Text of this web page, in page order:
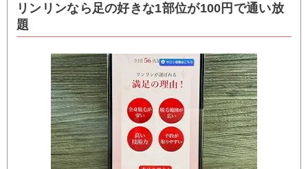
リンリンなら足の好きな1部位が100円で通い放
題